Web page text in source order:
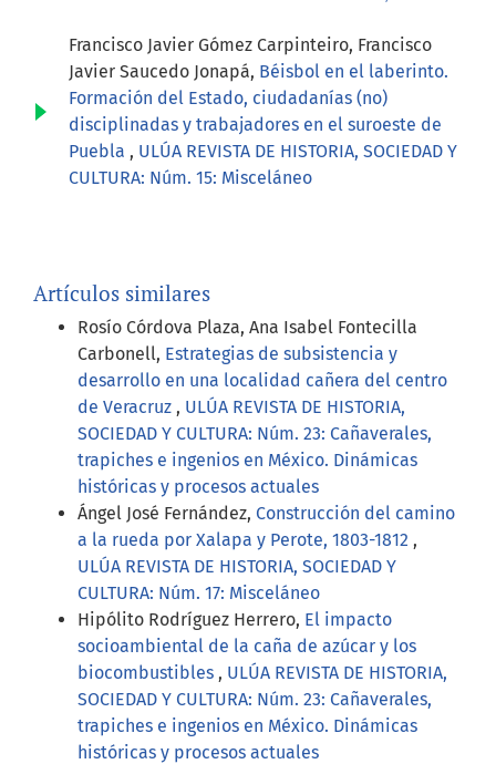
Francisco Javier Gómez Carpinteiro, Francisco
Javier Saucedo Jonapá, Béisbol en el laberinto.
Formación del Estado, ciudadanías (no)
disciplinadas y trabajadores en el suroeste de
Puebla , ULÚA REVISTA DE HISTORIA, SOCIEDAD Y
CULTURA: Núm. 15: Misceláneo
Artículos similares
Rosío Córdova Plaza, Ana Isabel Fontecilla
Carbonell, Estrategias de subsistencia y
desarrollo en una localidad cañera del centro
de Veracruz , ULÚA REVISTA DE HISTORIA,
SOCIEDAD Y CULTURA: Núm. 23: Cañaverales,
trapiches e ingenios en México. Dinámicas
históricas y procesos actuales
Ángel José Fernández, Construcción del camino
a la rueda por Xalapa y Perote, 1803-1812 ,
ULÚA REVISTA DE HISTORIA, SOCIEDAD Y
CULTURA: Núm. 17: Misceláneo
Hipólito Rodríguez Herrero, El impacto
socioambiental de la caña de azúcar y los
biocombustibles , ULÚA REVISTA DE HISTORIA,
SOCIEDAD Y CULTURA: Núm. 23: Cañaverales,
trapiches e ingenios en México. Dinámicas
históricas y procesos actuales